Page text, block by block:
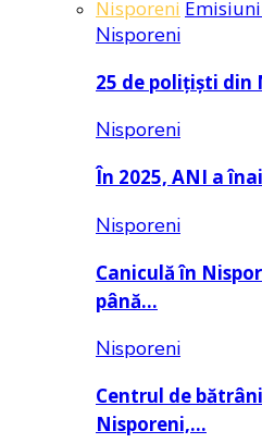
Nisporeni
Nisporeni
25 de polițiști din
Nisporeni
În 2025, ANI a
Nisporeni
Caniculă în
până…
Nisporeni
Centrul de
Nisporeni,…